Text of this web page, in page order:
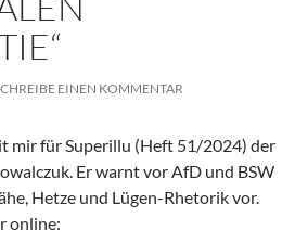
EINEN KOMMENTAR
mir für Superillu (Heft 51/2024) der
Er warnt vor AfD und BSW
Hetze und Lügen-Rhetorik vor.
online: